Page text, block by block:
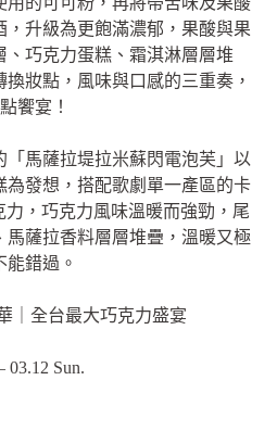
，升級為更飽滿濃郁，果酸與果
巧克力蛋糕、霜淇淋層層堆
妝點，風味與口感的三重奏，
饗宴！
馬薩拉堤拉米蘇閃電泡芙」以
為發想，搭配歌劇單一產區的卡
力，巧克力風味溫暖而強勁，尾
馬薩拉香料層層堆疊，溫暖又極
錯過。
｜全台最大巧克力盛宴
03.12 Sun.